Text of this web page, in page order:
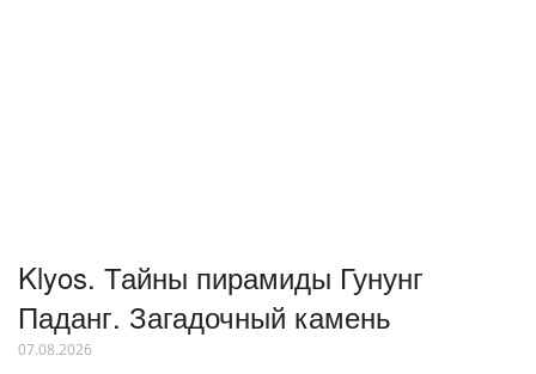
Klyos. Тайны пирамиды Гунунг
Паданг. Загадочный камень
07.08.2026